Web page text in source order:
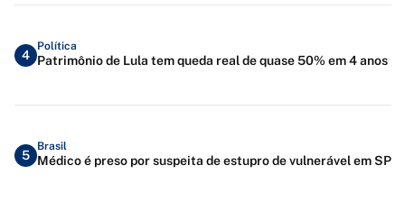
4
Política
Patrimônio de Lula tem queda real de quase 50% em 4 anos
5
Brasil
Médico é preso por suspeita de estupro de vulnerável em SP